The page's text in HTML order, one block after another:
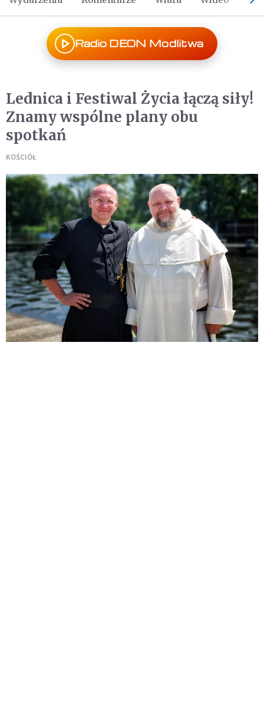
Radio DEON Modlitwa
Lednica i Festiwal Życia łączą siły!
Znamy wspólne plany obu
spotkań
KOŚCIÓŁ